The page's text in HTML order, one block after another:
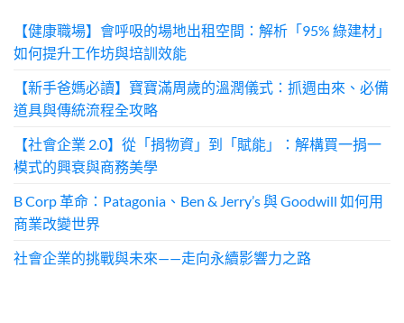
【健康職場】會呼吸的場地出租空間：解析「95% 綠建材」
如何提升工作坊與培訓效能
【新手爸媽必讀】寶寶滿周歲的溫潤儀式：抓週由來、必備
道具與傳統流程全攻略
【社會企業 2.0】從「捐物資」到「賦能」：解構買一捐一
模式的興衰與商務美學
B Corp 革命：Patagonia、Ben & Jerry’s 與 Goodwill 如何用
商業改變世界
社會企業的挑戰與未來——走向永續影響力之路